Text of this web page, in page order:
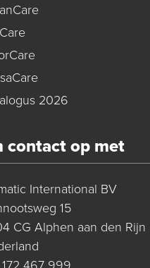
2026
contact op met
International BV
15
CG Alphen aan den Rijn